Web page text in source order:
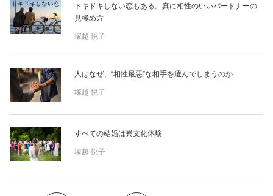
占い
ゲーム
ドキドキしない恋もある。真に相性のいいパートナーの
見極め方
塚越 悦子
人はなぜ、“相性最悪”な相手を選んでしまうのか
塚越 悦子
すべての結婚は異文化体験
塚越 悦子